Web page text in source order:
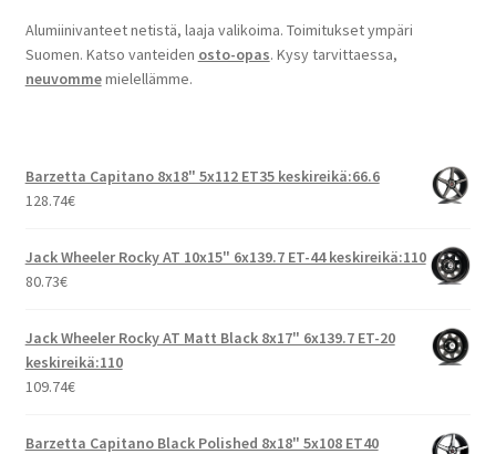
Alumiinivanteet netistä, laaja valikoima. Toimitukset ympäri
Suomen. Katso vanteiden osto-opas. Kysy tarvittaessa,
neuvommemielellämme.
Barzetta Capitano 8x18" 5x112 ET35 keskireikä:66.6
128.74€
Jack Wheeler Rocky AT 10x15" 6x139.7 ET-44 keskireikä:110
80.73€
Jack Wheeler Rocky AT Matt Black 8x17" 6x139.7 ET-20
keskireikä:110
109.74€
Barzetta Capitano Black Polished 8x18" 5x108 ET40